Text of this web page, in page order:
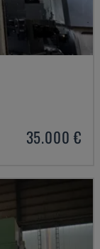
35.000 €